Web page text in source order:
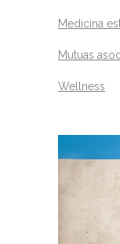
Medicina
Mutuas
Wellness